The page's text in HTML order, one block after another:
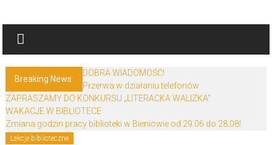
Biblioteki
Gminy
Żary
Biblioteki
Gminy
Żary
to
Breaking News:
DOBRA WIADOMOŚĆ!
Przerwa w działaniu telefonów
ZAPRASZAMY DO KONKURSU „LITERACKA WALIZKA”
WAKACJE W BIBLIOTECE
Zmiana godzin pracy biblioteki w Bieniowie od 29.06 do 28.08!
Lekcje biblioteczne